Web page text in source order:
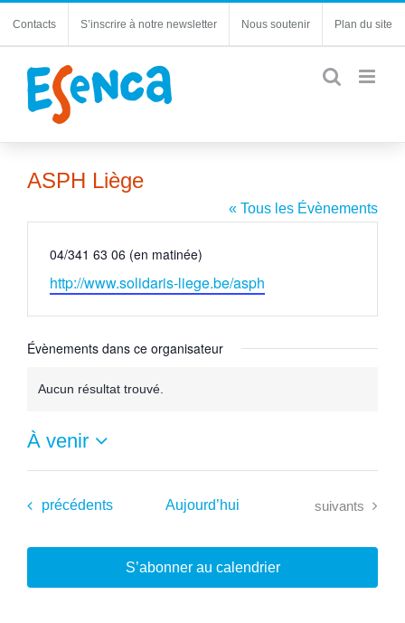
Contacts S’inscrire à notre newsletter Nous soutenir Plan du site
ASPH Liège
« Tous les Évènements
Téléphone
04/341 63 06 (en matinée)
Site
web
http://www.solidaris-liege.be/asph
Évènements dans ce organisateur
Aucun résultat trouvé.
À venir
Sélectionnez
date.
Évènements
précédents Aujourd’hui Évènements
suivants
S’abonner au calendrier